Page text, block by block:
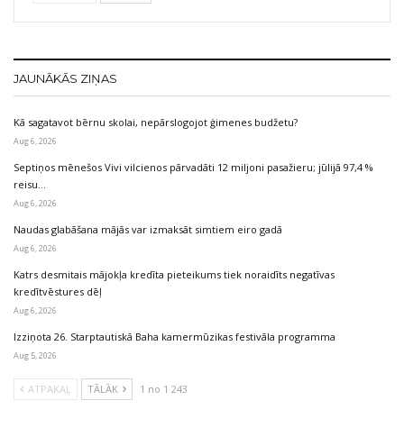
JAUNĀKĀS ZIŅAS
Kā sagatavot bērnu skolai, nepārslogojot ģimenes budžetu?
Aug 6, 2026
Septiņos mēnešos Vivi vilcienos pārvadāti 12 miljoni pasažieru; jūlijā 97,4 %
reisu…
Aug 6, 2026
Naudas glabāšana mājās var izmaksāt simtiem eiro gadā
Aug 6, 2026
Katrs desmitais mājokļa kredīta pieteikums tiek noraidīts negatīvas
kredītvēstures dēļ
Aug 6, 2026
Izziņota 26. Starptautiskā Baha kamermūzikas festivāla programma
Aug 5, 2026
ATPAKAĻ TĀLĀK 1 no 1 243